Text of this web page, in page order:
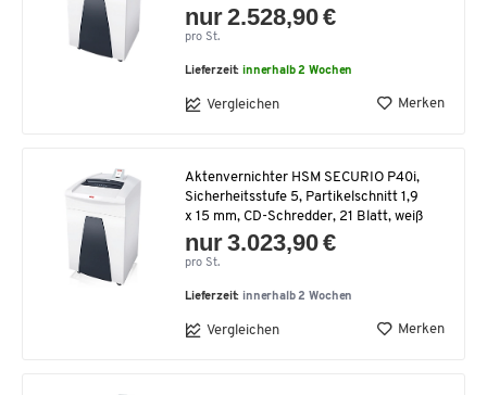
nur 2.528,90 €
pro St.
Lieferzeit:innerhalb 2 Wochen
Vergleichen Merken
Aktenvernichter HSM SECURIO P40i,
Sicherheitsstufe 5, Partikelschnitt 1,9
x 15 mm, CD-Schredder, 21 Blatt, weiß
nur 3.023,90 €
pro St.
Lieferzeit: innerhalb 2 Wochen
Vergleichen Merken